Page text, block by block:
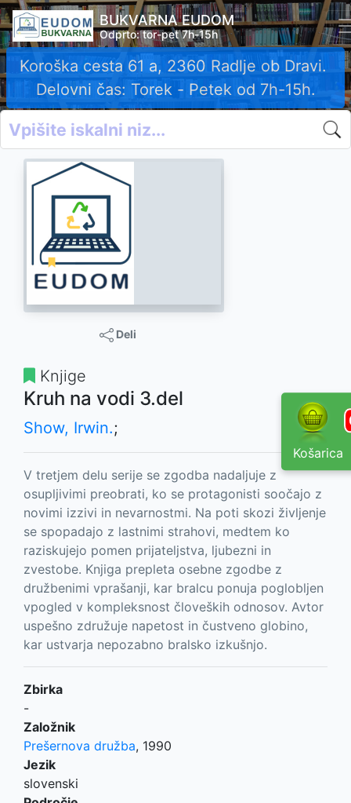
BUKVARNA EUDOM
Odprto: tor-pet 7h-15h
Koroška cesta 61 a, 2360 Radlje ob Dravi.
Delovni čas: Torek - Petek od 7h-15h.
Košarica
Deli
Knjige
Kruh na vodi 3.del
Show, Irwin.;
V tretjem delu serije se zgodba nadaljuje z
osupljivimi preobrati, ko se protagonisti soočajo z
novimi izzivi in nevarnostmi. Na poti skozi življenje
se spopadajo z lastnimi strahovi, medtem ko
raziskujejo pomen prijateljstva, ljubezni in
zvestobe. Knjiga prepleta osebne zgodbe z
družbenimi vprašanji, kar bralcu ponuja poglobljen
vpogled v kompleksnost človeških odnosov. Avtor
uspešno združuje napetost in čustveno globino,
kar ustvarja nepozabno bralsko izkušnjo.
Zbirka
-
Založnik
Prešernova družba, 1990
Jezik
slovenski